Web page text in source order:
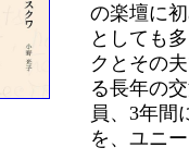
の楽壇に
としても
クとその
る長年の
員、3年間
を、ユニ